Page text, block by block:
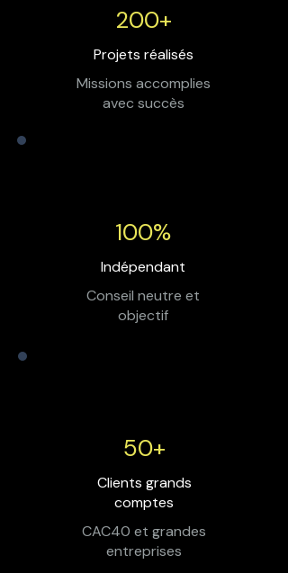
200+
Projets réalisés
Missions accomplies
avec succès
100%
Indépendant
Conseil neutre et
objectif
50+
Clients grands
comptes
CAC40 et grandes
entreprises